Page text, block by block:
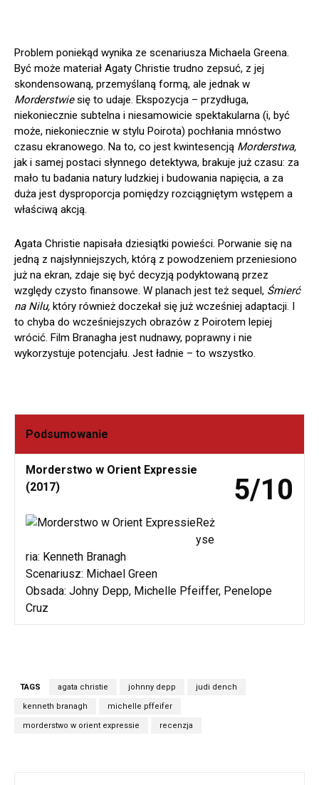
Problem poniekąd wynika ze scenariusza Michaela Greena.
Być może materiał Agaty Christie trudno zepsuć, z jej
skondensowaną, przemyślaną formą, ale jednak w
Morderstwiesię to udaje. Ekspozycja – przydługa,
niekoniecznie subtelna i niesamowicie spektakularna (i, być
może, niekoniecznie w stylu Poirota) pochłania mnóstwo
czasu ekranowego. Na to, co jest kwintesencją Morderstwa,
jak i samej postaci słynnego detektywa, brakuje już czasu: za
mało tu badania natury ludzkiej i budowania napięcia, a za
duża jest dysproporcja pomiędzy rozciągniętym wstępem a
właściwą akcją.
Agata Christie napisała dziesiątki powieści. Porwanie się na
jedną z najsłynniejszych, którą z powodzeniem przeniesiono
już na ekran, zdaje się być decyzją podyktowaną przez
względy czysto finansowe. W planach jest też sequel, Śmierć
na Nilu, który również doczekał się już wcześniej adaptacji. I
to chyba do wcześniejszych obrazów z Poirotem lepiej
wrócić. Film Branagha jest nudnawy, poprawny i nie
wykorzystuje potencjału. Jest ładnie – to wszystko.
Podsumowanie
5/10
Morderstwo w Orient Expressie
(2017)
Reż
yse
ria: Kenneth Branagh
Scenariusz: Michael Green
Obsada: Johny Depp, Michelle Pfeiffer, Penelope
Cruz
TAGS agata christie johnny depp judi dench
kenneth branagh michelle pffeifer
morderstwo w orient expressie recenzja